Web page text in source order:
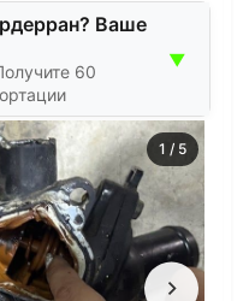
Ваше
60
▼
1 / 5